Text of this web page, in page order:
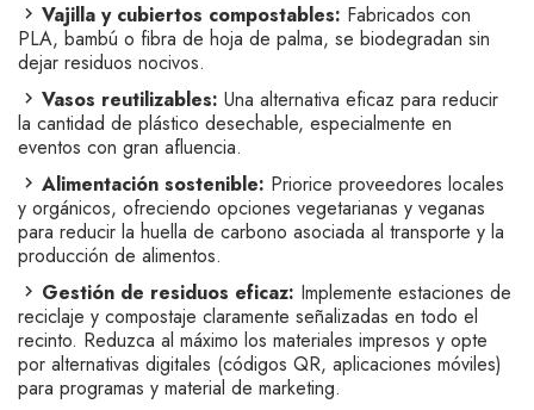
Vajilla y cubiertos compostables: Fabricados con
PLA, bambú o fibra de hoja de palma, se biodegradan sin
dejar residuos nocivos.
Vasos reutilizables: Una alternativa eficaz para reducir
la cantidad de plástico desechable, especialmente en
eventos con gran afluencia.
Alimentación sostenible: Priorice proveedores locales
y orgánicos, ofreciendo opciones vegetarianas y veganas
para reducir la huella de carbono asociada al transporte y la
producción de alimentos.
Gestión de residuos eficaz: Implemente estaciones de
reciclaje y compostaje claramente señalizadas en todo el
recinto. Reduzca al máximo los materiales impresos y opte
por alternativas digitales (códigos QR, aplicaciones móviles)
para programas y material de marketing.